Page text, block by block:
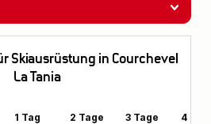
Skiausrüstung in Courchevel
La Tania
1 Tag 2 Tage 3 Tage 4